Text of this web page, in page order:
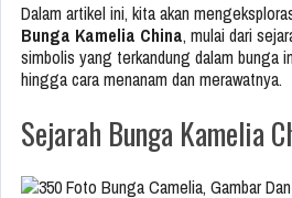
Dalam artikel ini, kita akan
Bunga Kamelia China, mulai dari
simbolis yang terkandung dalam bunga
hingga cara menanam dan merawatnya.
Sejarah Bunga Kamelia